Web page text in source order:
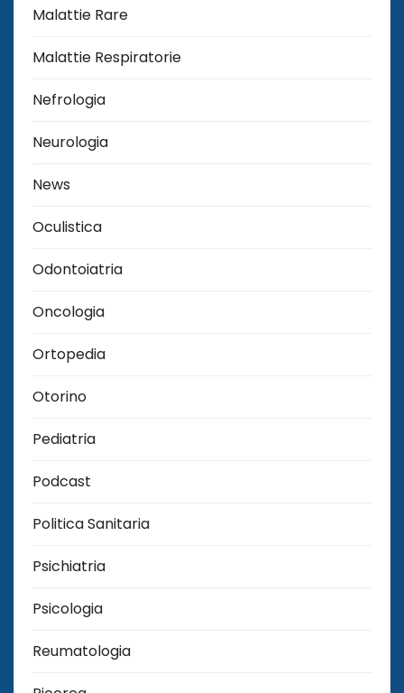
Malattie Rare
Malattie Respiratorie
Nefrologia
Neurologia
News
Oculistica
Odontoiatria
Oncologia
Ortopedia
Otorino
Pediatria
Podcast
Politica Sanitaria
Psichiatria
Psicologia
Reumatologia